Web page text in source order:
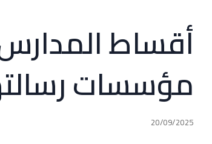
أقساط
مؤسسات
20/09/2025